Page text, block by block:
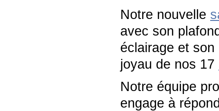
Notre nouvelle
avec son
éclairage et
joyau de nos 17
Notre équipe
engage à